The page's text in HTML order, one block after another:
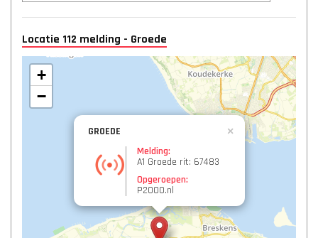
Locatie 112 melding - Groede
GROEDE
Melding:
A1 Groede rit: 67483
Opgeroepen:
P2000.nl
×
+
−